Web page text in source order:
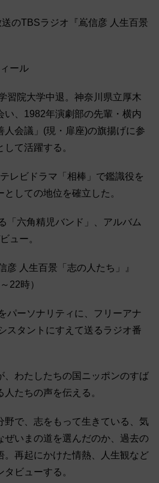
のTBSラジオ『嶌信彦 人生百景
ール
習院大学中退。神奈川県立厚木
い、1982年演劇部の先輩・横内
人会議」(現・扉座)の旗揚げに参
て活躍する。
レビドラマ「相棒」で鑑識役を
しての地位を確立した。
「六角精児バンド」、アルバム
ュー。
人生百景「志の人たち」』
22時）
パーソナリティに、フリーアナ
スタントにすえて送るラジオ番
、わたしたちの国ニッポンのすば
たちの声を伝える。
野で、志をもって生きている、気
ぜいまの道を選んだのか、過去の
。再起にかけた情熱、人生観など
ビューする。